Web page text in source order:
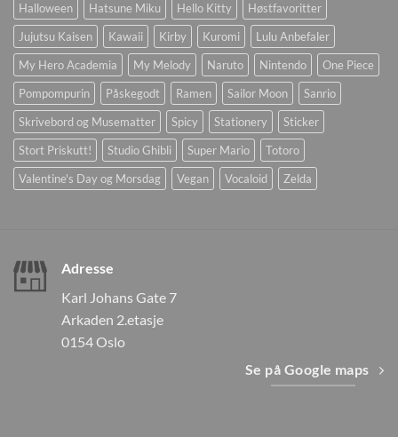
Halloween
Hatsune Miku Hello Kitty
Høstfavoritter
Jujutsu Kaisen
Kawaii Kirby Kuromi
Lulu Anbefaler
My Hero Academia
My Melody Naruto Nintendo
One Piece
Pompompurin
Påskegodt Ramen Sailor Moon
Sanrio
Skrivebord og Musematter
Spicy Stationery
Sticker
Stort Priskutt!
Studio Ghibli Super Mario
Totoro
Valentine's Day og Morsdag
Vegan Vocaloid Zelda
Adresse
Karl Johans Gate 7
Arkaden 2.etasje
0154 Oslo
Se på Google maps